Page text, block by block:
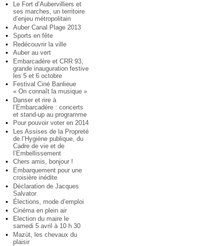
Le Fort d’Aubervilliers et
ses marches, un territoire
d’enjeu métropolitain
Auber Canal Plage 2013
Sports en fête
Redécouvrir la ville
Auber au vert
Embarcadère et CRR 93,
grande inauguration festive
les 5 et 6 octobre
Festival Ciné Banlieue
« On connaît la musique »
Danser et rire à
l’Embarcadère : concerts
et stand-up au programme
Pour pouvoir voter en 2014
Les Assises de la Propreté
de l’Hygiène publique, du
Cadre de vie et de
l’Embellissement
Chers amis, bonjour !
Embarquement pour une
croisière inédite
Déclaration de Jacques
Salvator
Élections, mode d’emploi
Cinéma en plein air
Election du maire le
samedi 5 avril à 10 h 30
Mazùt, les chevaux du
plaisir